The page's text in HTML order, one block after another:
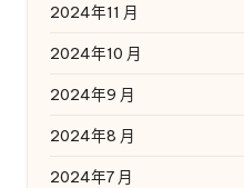
2024年11 月
2024年10 月
2024年9 月
2024年8 月
2024年7 月